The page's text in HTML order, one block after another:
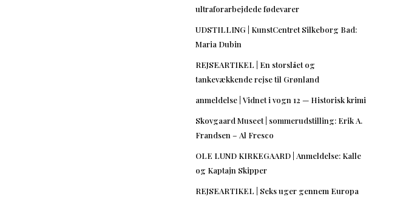
ultraforarbejdede fødevarer
UDSTILLING | KunstCentret Silkeborg Bad:
Maria Dubin
REJSEARTIKEL | En storslået og
tankevækkende rejse til Grønland
anmeldelse | Vidnet i vogn 12 — Historisk krimi
Skovgaard Museet | sommerudstilling: Erik A.
Frandsen – Al Fresco
OLE LUND KIRKEGAARD | Anmeldelse: Kalle
og Kaptajn Skipper
REJSEARTIKEL | Seks uger gennem Europa